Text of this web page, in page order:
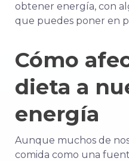
obtener energía, con
que puedes poner en
Cómo
dieta a
energía
Aunque muchos de
comida como una